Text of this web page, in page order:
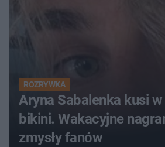
ROZRYWKA
Aryna Sabalenka kusi
bikini. Wakacyjne
zmysły fanów